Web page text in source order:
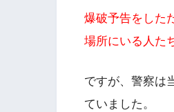
爆破予告をした
場所にいる人た
ですが、警察は
ていました。